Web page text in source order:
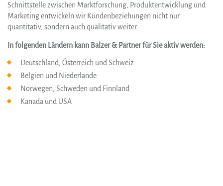
Schnittstelle zwischen Marktforschung, Produktentwicklung und
Marketing entwickeln wir Kundenbeziehungen nicht nur
quantitativ, sondern auch qualitativ weiter.
In folgenden Ländern kann Balzer & Partner für Sie aktiv werden:
Deutschland, Österreich und Schweiz
Belgien und Niederlande
Norwegen, Schweden und Finnland
Kanada und USA